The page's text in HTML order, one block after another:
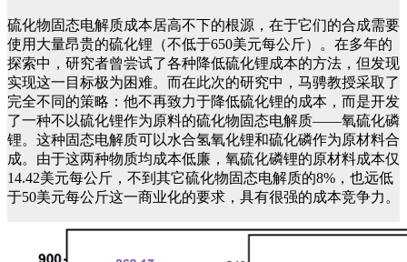
硫化物固态电解质成本居高不下的根源，在于它们的合成需要
使用大量昂贵的硫化锂（不低于650美元每公斤）。在多年的
探索中，研究者曾尝试了各种降低硫化锂成本的方法，但发现
实现这一目标极为困难。而在此次的研究中，马骋教授采取了
完全不同的策略：他不再致力于降低硫化锂的成本，而是开发
了一种不以硫化锂作为原料的硫化物固态电解质——氧硫化磷
锂。这种固态电解质可以水合氢氧化锂和硫化磷作为原材料合
成。由于这两种物质均成本低廉，氧硫化磷锂的原材料成本仅
14.42美元每公斤，不到其它硫化物固态电解质的8%，也远低
于50美元每公斤这一商业化的要求，具有很强的成本竞争力。